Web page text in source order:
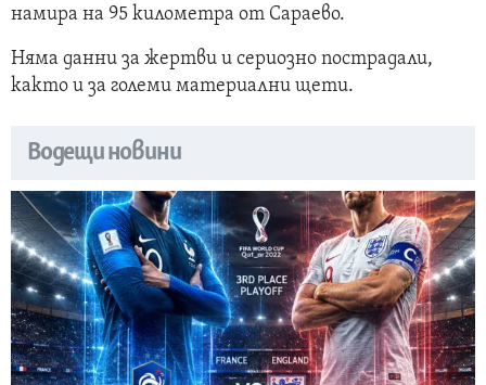
намира на 95 километра от Сараево.
Няма данни за жертви и сериозно пострадали,
както и за големи материални щети.
Водещи новини